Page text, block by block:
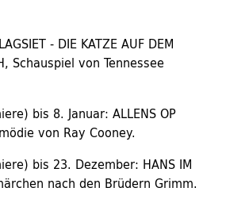
- DIE KATZE AUF DEM
Schauspiel von Tennessee
bis 8. Januar: ALLENS OP
von Ray Cooney.
bis 23. Dezember: HANS IM
nach den Brüdern Grimm.